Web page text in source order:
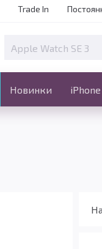
Trade In
Новинки iPhone
Новинки